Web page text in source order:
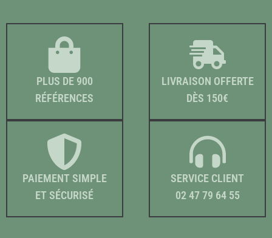
PLUS DE 900
RÉFÉRENCES
LIVRAISON OFFERTE
DÈS 150€
PAIEMENT SIMPLE
ET SÉCURISÉ
SERVICE CLIENT
02 47 79 64 55